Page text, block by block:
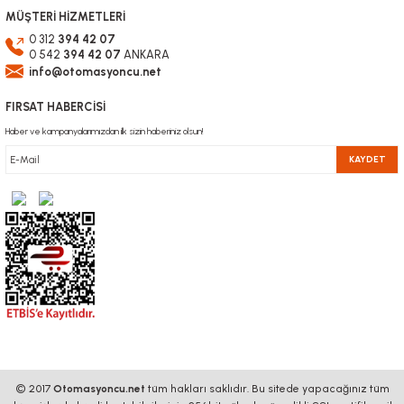
MÜŞTERİ HİZMETLERİ
0 312 394 42 07
0 542 394 42 07 ANKARA
info@otomasyoncu.net
FIRSAT HABERCİSİ
Haber ve kampanyalarımızdan ilk sizin haberiniz olsun!
KAYDET
© 2017 Otomasyoncu.net tüm hakları saklıdır. Bu sitede yapacağınız tüm